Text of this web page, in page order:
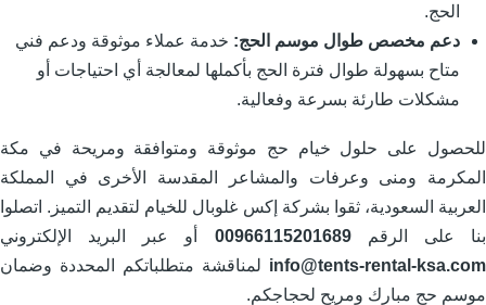
الحج.
دعم مخصص طوال موسم الحج:خدمة عملاء موثوقة ودعم فني
متاح بسهولة طوال فترة الحج بأكملها لمعالجة أي احتياجات أو
مشكلات طارئة بسرعة وفعالية.
على حلول خيام حج موثوقة ومتوافقة ومريحة في مكة
ومنى وعرفات والمشاعر المقدسة الأخرى في المملكة
السعودية، ثقوا بشركة إكس غلوبال للخيام لتقديم التميز. اتصلوا
على الرقم 00966115201689أو عبر البريد الإلكتروني
info@tents-rental-لمناقشة متطلباتكم المحددة وضمان
حج مبارك ومريح لحجاجكم.